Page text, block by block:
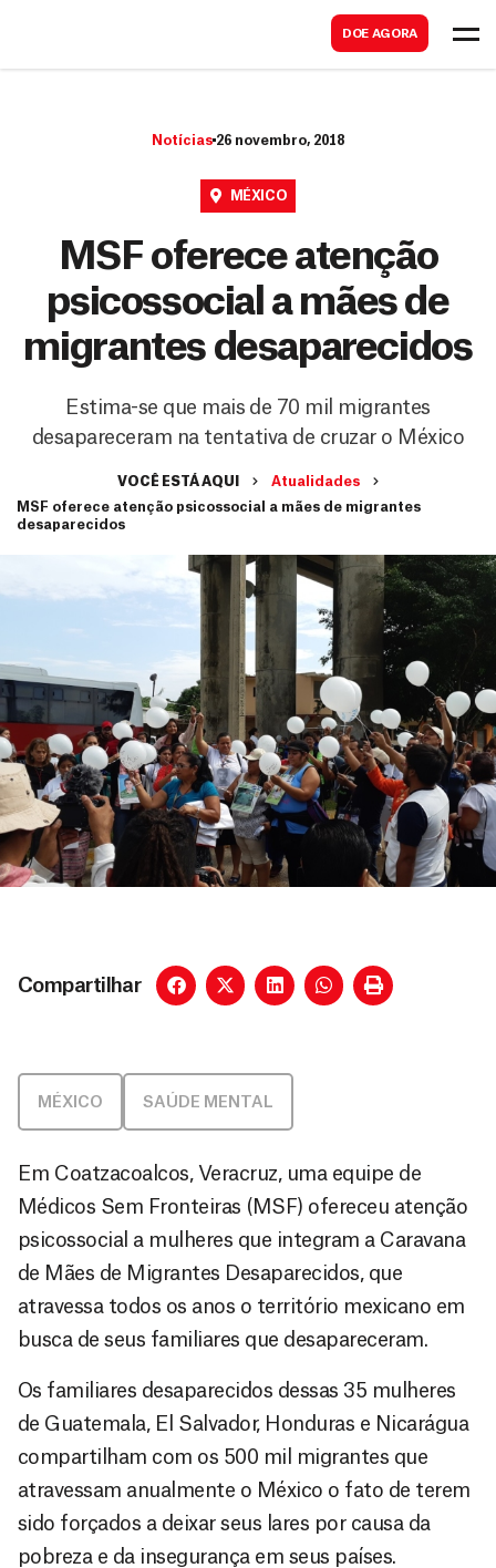
DOE AGORA
Notícias 26 novembro, 2018
MÉXICO
MSF oferece atenção
psicossocial a mães de
migrantes desaparecidos
Estima-se que mais de 70 mil migrantes
desapareceram na tentativa de cruzar o México
VOCÊ ESTÁ AQUI
Atualidades
MSF oferece atenção psicossocial a mães de migrantes
desaparecidos
Compartilhar
MÉXICO SAÚDE MENTAL
Em Coatzacoalcos, Veracruz, uma equipe de
Médicos Sem Fronteiras (MSF) ofereceu atenção
psicossocial a mulheres que integram a Caravana
de Mães de Migrantes Desaparecidos, que
atravessa todos os anos o território mexicano em
busca de seus familiares que desapareceram.
Os familiares desaparecidos dessas 35 mulheres
de Guatemala, El Salvador, Honduras e Nicarágua
compartilham com os 500 mil migrantes que
atravessam anualmente o México o fato de terem
sido forçados a deixar seus lares por causa da
pobreza e da insegurança em seus países.
a
r